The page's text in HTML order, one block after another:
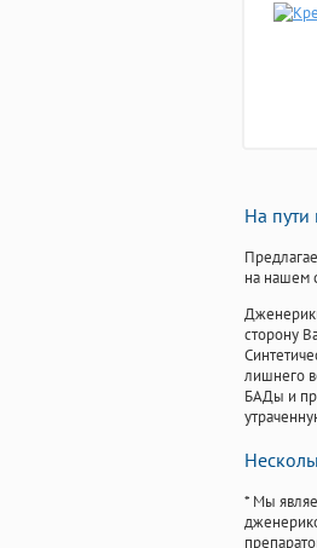
На пути
на нашем
сторону
лишнего
БАДы и
* Мы